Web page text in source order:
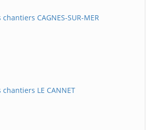
CAGNES-SUR-MER
LE CANNET